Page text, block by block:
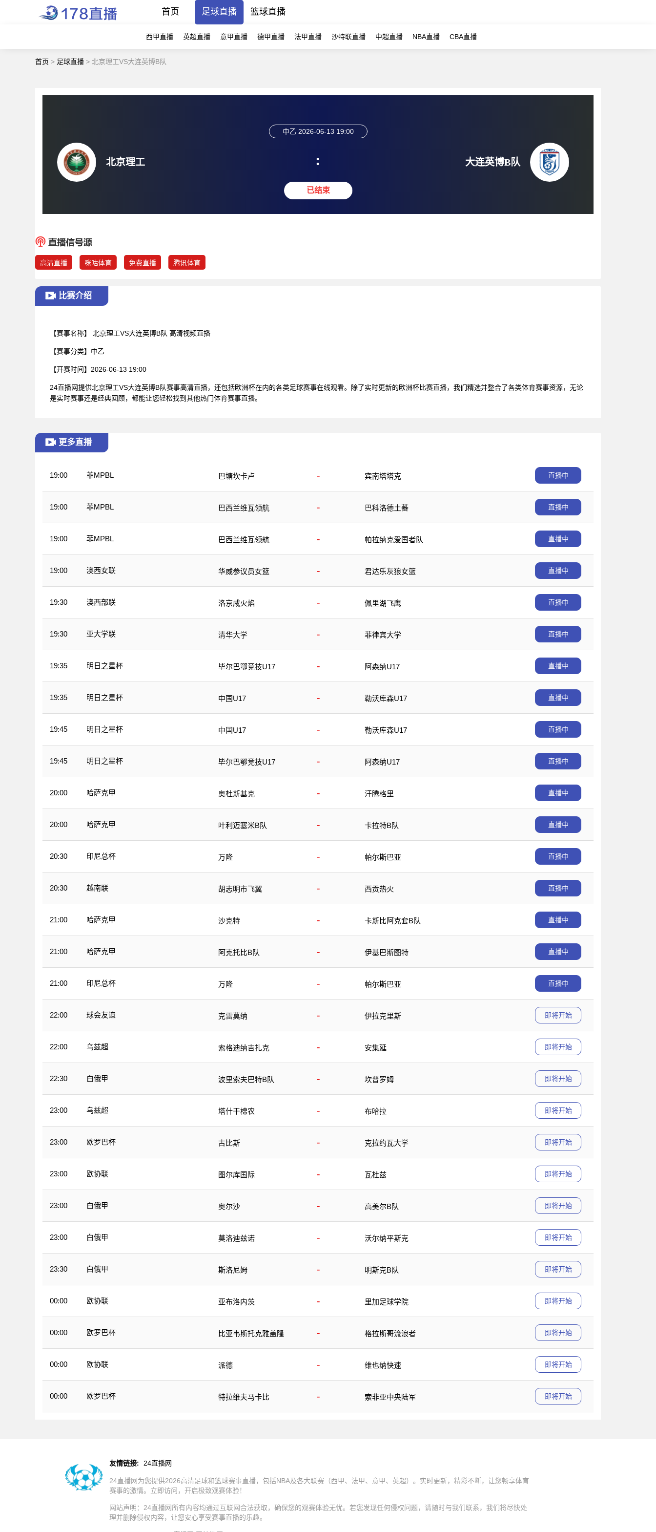
首页 足球直播 篮球直播
西甲直播 英超直播 意甲直播 德甲直播 法甲直播 沙特联直播 中超直播 NBA直播 CBA直播
首页 > 足球直播 > 北京理工VS大连英博B队
北京理工
中乙 2026-06-13 19:00
:
已结束
大连英博B队
高清直播 咪咕体育 免费直播 腾讯体育
比赛介绍
【赛事名称】 北京理工VS大连英博B队 高清视频直播
【赛事分类】 中乙
【开赛时间】 2026-06-13 19:00
24直播网提供北京理工VS大连英博B队赛事高清直播，还包括欧洲杯在内的各类足球赛事在线观看。除了实时更新的欧洲杯比赛直播，我们精选并整合了各类体育赛事资源，无论
是实时赛事还是经典回顾，都能让您轻松找到其他热门体育赛事直播。
更多直播
19:00 菲MPBL 巴塘坎卡卢 - 宾南塔塔克 直播中
19:00 菲MPBL 巴西兰维瓦领航 - 巴科洛德土蕃 直播中
19:00 菲MPBL 巴西兰维瓦领航 - 帕拉纳克爱国者队 直播中
19:00 澳西女联 华威参议员女篮 - 君达乐灰狼女篮 直播中
19:30 澳西部联 洛京咸火焰 - 佩里湖飞鹰 直播中
19:30 亚大学联 清华大学 - 菲律宾大学 直播中
19:35 明日之星杯 毕尔巴鄂竞技U17 - 阿森纳U17 直播中
19:35 明日之星杯 中国U17 - 勒沃库森U17 直播中
19:45 明日之星杯 中国U17 - 勒沃库森U17 直播中
19:45 明日之星杯 毕尔巴鄂竞技U17 - 阿森纳U17 直播中
20:00 哈萨克甲 奥杜斯基克 - 汗腾格里 直播中
20:00 哈萨克甲 叶利迈塞米B队 - 卡拉特B队 直播中
20:30 印尼总杯 万隆 - 帕尔斯巴亚 直播中
20:30 越南联 胡志明市飞翼 - 西贡热火 直播中
21:00 哈萨克甲 沙克特 - 卡斯比阿克套B队 直播中
21:00 哈萨克甲 阿克托比B队 - 伊基巴斯图特 直播中
21:00 印尼总杯 万隆 - 帕尔斯巴亚 直播中
22:00 球会友谊 克雷莫纳 - 伊拉克里斯 即将开始
22:00 乌兹超 索格迪纳吉扎克 - 安集延 即将开始
22:30 白俄甲 波里索夫巴特B队 - 坎普罗姆 即将开始
23:00 乌兹超 塔什干棉农 - 布哈拉 即将开始
23:00 欧罗巴杯 古比斯 - 克拉约瓦大学 即将开始
23:00 欧协联 图尔库国际 - 瓦杜兹 即将开始
23:00 白俄甲 奥尔沙 - 高美尔B队 即将开始
23:00 白俄甲 莫洛迪兹诺 - 沃尔纳平斯克 即将开始
23:30 白俄甲 斯洛尼姆 - 明斯克B队 即将开始
00:00 欧协联 亚布洛内茨 - 里加足球学院 即将开始
00:00 欧罗巴杯 比亚韦斯托克雅盖隆 - 格拉斯哥流浪者 即将开始
00:00 欧协联 派德 - 维也纳快速 即将开始
00:00 欧罗巴杯 特拉维夫马卡比 - 索非亚中央陆军 即将开始
友情链接: 24直播网
24直播网为您提供2026高清足球和篮球赛事直播，包括NBA及各大联赛（西甲、法甲、意甲、英超）。实时更新，精彩不断，让您畅享体育
赛事的激情。立即访问，开启极致观赛体验！
网站声明：24直播网所有内容均通过互联网合法获取，确保您的观赛体验无忧。若您发现任何侵权问题，请随时与我们联系，我们将尽快处
理并删除侵权内容，让您安心享受赛事直播的乐趣。